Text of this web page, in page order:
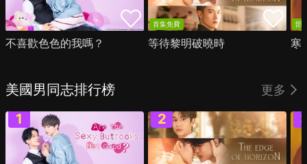
不喜歡色色的我嗎？
首集免費
等待黎明破曉時
部
寒
美國男同志排行榜 更多